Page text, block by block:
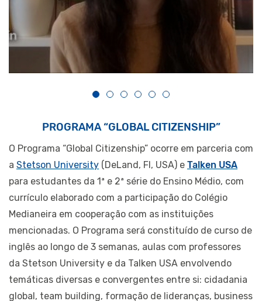
PROGRAMA “GLOBAL CITIZENSHIP”
O Programa “Global Citizenship” ocorre em parceria com
a Stetson University (DeLand, Fl, USA) e Talken USA
para estudantes da 1ª e 2ª série do Ensino Médio, com
currículo elaborado com a participação do Colégio
Medianeira em cooperação com as instituições
mencionadas. O Programa será constituído de curso de
inglês ao longo de 3 semanas, aulas com professores
da Stetson University e da Talken USA envolvendo
temáticas diversas e convergentes entre si: cidadania
global, team building, formação de lideranças, business